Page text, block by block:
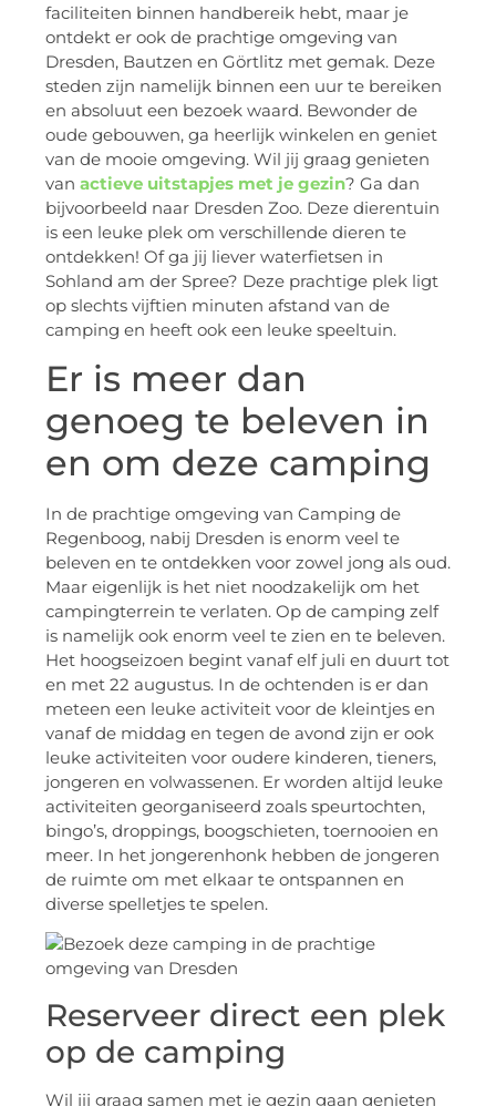
faciliteiten binnen handbereik hebt, maar je
ontdekt er ook de prachtige omgeving van
Dresden, Bautzen en Görtlitz met gemak. Deze
steden zijn namelijk binnen een uur te bereiken
en absoluut een bezoek waard. Bewonder de
oude gebouwen, ga heerlijk winkelen en geniet
van de mooie omgeving. Wil jij graag genieten
van actieve uitstapjes met je gezin? Ga dan
bijvoorbeeld naar Dresden Zoo. Deze dierentuin
is een leuke plek om verschillende dieren te
ontdekken! Of ga jij liever waterfietsen in
Sohland am der Spree? Deze prachtige plek ligt
op slechts vijftien minuten afstand van de
camping en heeft ook een leuke speeltuin.
Er is meer dan
genoeg te beleven in
en om deze camping
In de prachtige omgeving van Camping de
Regenboog, nabij Dresden is enorm veel te
beleven en te ontdekken voor zowel jong als oud.
Maar eigenlijk is het niet noodzakelijk om het
campingterrein te verlaten. Op de camping zelf
is namelijk ook enorm veel te zien en te beleven.
Het hoogseizoen begint vanaf elf juli en duurt tot
en met 22 augustus. In de ochtenden is er dan
meteen een leuke activiteit voor de kleintjes en
vanaf de middag en tegen de avond zijn er ook
leuke activiteiten voor oudere kinderen, tieners,
jongeren en volwassenen. Er worden altijd leuke
activiteiten georganiseerd zoals speurtochten,
bingo’s, droppings, boogschieten, toernooien en
meer. In het jongerenhonk hebben de jongeren
de ruimte om met elkaar te ontspannen en
diverse spelletjes te spelen.
Reserveer direct een plek
op de camping
Wil jij graag samen met je gezin gaan genieten